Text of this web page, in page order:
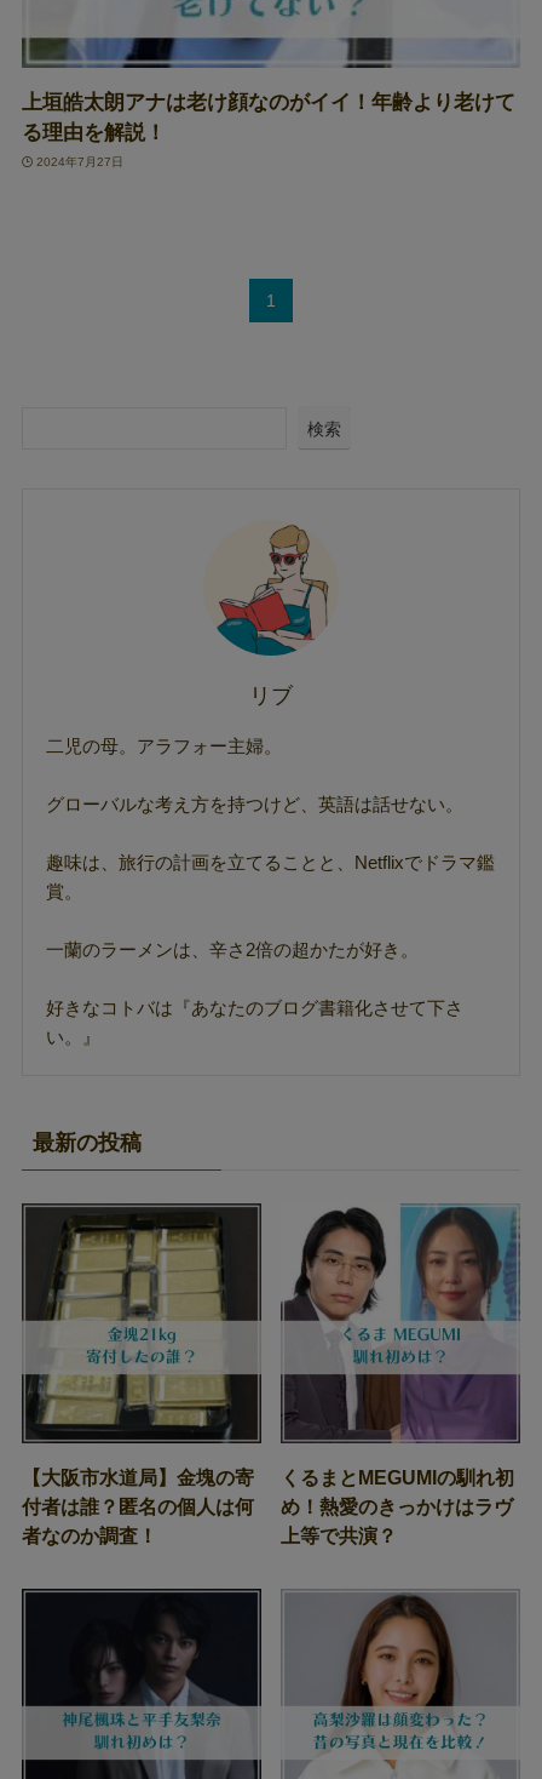
上垣皓太朗アナは老け顔なのがイイ！年齢より老けて
る理由を解説！
2024年7月27日
1
検索
リブ
二児の母。アラフォー主婦。
グローバルな考え方を持つけど、英語は話せない。
趣味は、旅行の計画を立てることと、Netflixでドラマ鑑
賞。
一蘭のラーメンは、辛さ2倍の超かたが好き。
好きなコトバは『あなたのブログ書籍化させて下さ
い。』
最新の投稿
【大阪市水道局】金塊の寄
付者は誰？匿名の個人は何
者なのか調査！
くるまとMEGUMIの馴れ初
め！熱愛のきっかけはラヴ
上等で共演？